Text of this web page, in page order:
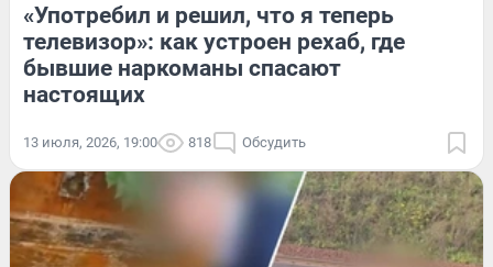
«Употребил и решил, что я теперь
телевизор»: как устроен рехаб, где
бывшие наркоманы спасают
настоящих
13 июля, 2026, 19:00 818 Обсудить